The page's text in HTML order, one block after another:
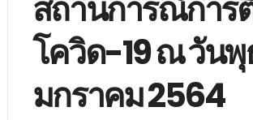
สถานการณ์การ
โควิด-19 ณ วัน
มกราคม 2564